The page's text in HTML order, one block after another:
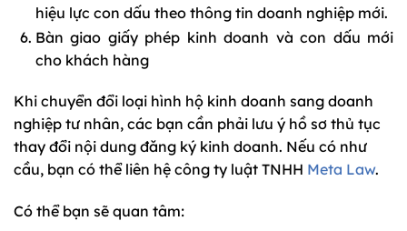
hiệu lực con dấu theo thông tin doanh nghiệp mới.
Bàn giao giấy phép kinh doanh và con dấu mới
cho khách hàng
Khi chuyển đổi loại hình hộ kinh doanh sang doanh
nghiệp tư nhân, các bạn cần phải lưu ý hồ sơ thủ tục
thay đổi nội dung đăng ký kinh doanh. Nếu có như
cầu, bạn có thể liên hệ công ty luật TNHH Meta Law.
Có thể bạn sẽ quan tâm: